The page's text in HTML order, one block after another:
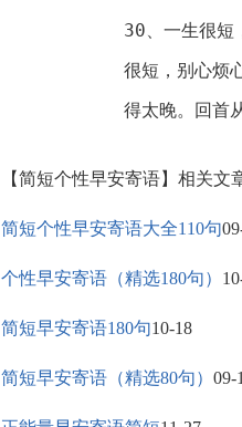
30、一生很短
很短，别心烦
得太晚。回首
【简短个性早安寄语】相关文
简短个性早安寄语大全110句
个性早安寄语（精选180句）
简短早安寄语180句10-18
简短早安寄语（精选80句） 09-